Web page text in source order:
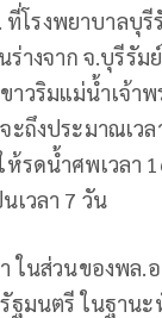
ที่โรงพยาบาลบุรี
ร่างจาก จ.บุรีรั
วริมแม่น้ำเจ้าพ
ะถึงประมาณเวล
ห้รดน้ำศพเวลา
เวลา 7 วัน
ในส่วนของพล.
ฐมนตรี ในฐาน